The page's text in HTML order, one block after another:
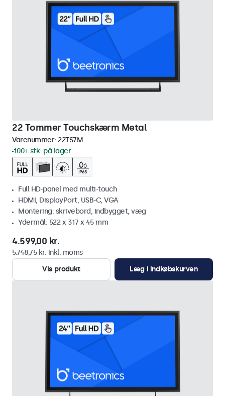
22 Tommer Touchskærm Metal
Varenummer: 22TS7M
100+ stk. på lager
Full HD-panel med multi-touch
HDMI, DisplayPort, USB-C, VGA
Montering: skrivebord, indbygget, væg
Ydermål: 522 x 317 x 45 mm
4.599,00 kr.
5.748,75 kr. inkl. moms
Vis produkt
Læg i indkøbskurven